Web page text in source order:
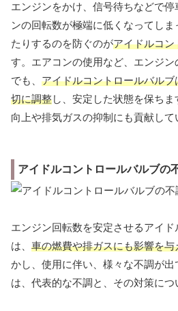
エンジンをかけ、信号待ちなどで
ンの回転数が極端に低くなってし
たりするのを防ぐのがアイドルコン
す。エアコンの使用など、エンジ
でも、 アイドルコントロールバル
切に調整し、安定した状態を保ち
向上や排気ガスの抑制にも貢献して
アイドルコントロールバルブの
エンジン回転数を安定させるアイ
は、 車の燃費や排ガスにも影響を
かし、使用に伴い、様々な不調が
は、代表的な不調と、その対策につ